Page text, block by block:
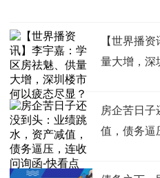
【世界播
量大增，深
房企苦日子
值，债务逼